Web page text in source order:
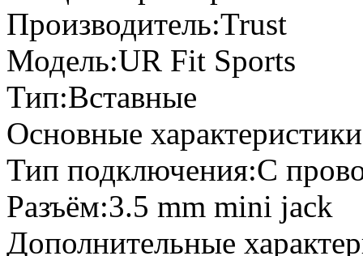
Производитель:Trust
Модель:UR Fit Sports
Тип:Вставные
Основные
Тип подключения:С
Разъём:3.5 mm mini jack
Дополнительные